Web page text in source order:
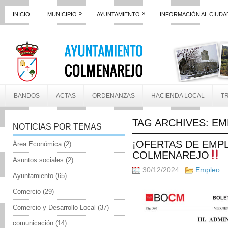
INICIO MUNICIPIO » AYUNTAMIENTO » INFORMACIÓN AL
BANDOS ACTAS ORDENANZAS HACIENDA LOCAL
TAG ARCHIVES:
¡OFERTAS DE
COLMENAREJO
30/12/2024 Empleo
NOTICIAS POR TEMAS
Área Económica(2)
Asuntos sociales (2)
Ayuntamiento (65)
Comercio (29)
Comercio y Desarrollo Local (37)
comunicación (14)